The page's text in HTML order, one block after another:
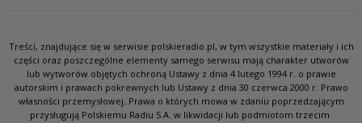
Treści, znajdujące się w serwisie polskieradio.pl, w tym wszystkie materiały i ich
części oraz poszczególne elementy samego serwisu mają charakter utworów
lub wytworów objętych ochroną Ustawy z dnia 4 lutego 1994 r. o prawie
autorskim i prawach pokrewnych lub Ustawy z dnia 30 czerwca 2000 r. Prawo
własności przemysłowej. Prawa o których mowa w zdaniu poprzedzającym
przysługują Polskiemu Radiu S.A. w likwidacji lub podmiotom trzecim.